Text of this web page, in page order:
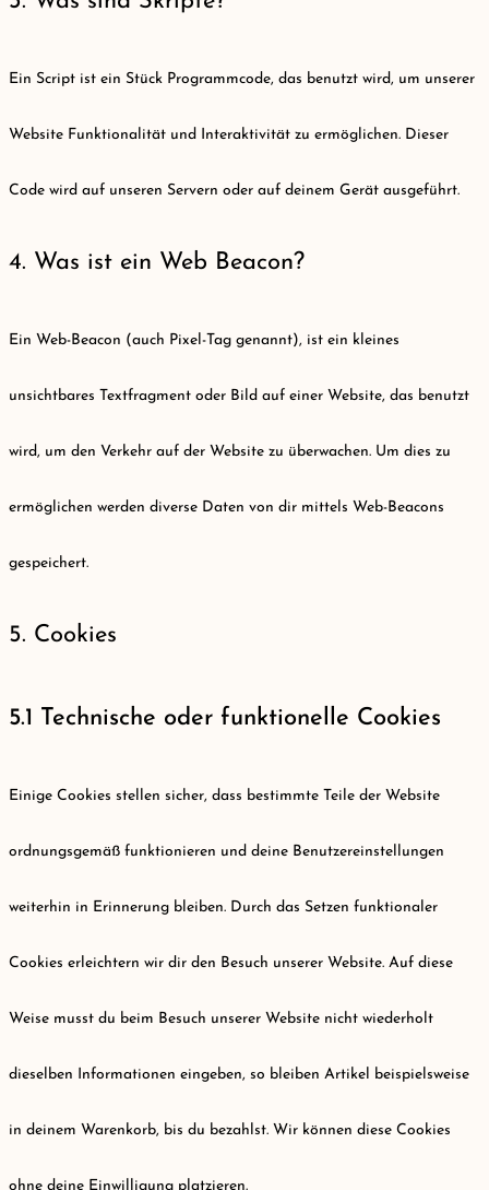
Ein Script ist ein Stück Programmcode, das benutzt wird, um unserer
Website Funktionalität und Interaktivität zu ermöglichen. Dieser
Code wird auf unseren Servern oder auf deinem Gerät ausgeführt.
4. Was ist ein Web Beacon?
Ein Web-Beacon (auch Pixel-Tag genannt), ist ein kleines
unsichtbares Textfragment oder Bild auf einer Website, das benutzt
wird, um den Verkehr auf der Website zu überwachen. Um dies zu
ermöglichen werden diverse Daten von dir mittels Web-Beacons
gespeichert.
5. Cookies
5.1 Technische oder funktionelle Cookies
Einige Cookies stellen sicher, dass bestimmte Teile der Website
ordnungsgemäß funktionieren und deine Benutzereinstellungen
weiterhin in Erinnerung bleiben. Durch das Setzen funktionaler
Cookies erleichtern wir dir den Besuch unserer Website. Auf diese
Weise musst du beim Besuch unserer Website nicht wiederholt
dieselben Informationen eingeben, so bleiben Artikel beispielsweise
in deinem Warenkorb, bis du bezahlst. Wir können diese Cookies
ohne deine Einwilligung platzieren.